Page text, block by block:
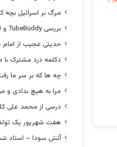
مرگ بر اسرائیل
بررسی TubeBuddy و لینک دانلود
حدیثی عجیب از
دکلمه درد مشترک
چه ها که بر سر ما
مرا به هیچ بدادی و
درسی از محمد علی
هفت شهریور یک
آتش سودا – استاد